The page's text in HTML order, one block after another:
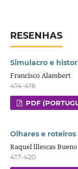
RESENHAS
Simulacro e
Francisco Alambert
414-416
PDF
Olhares e
Raquel lllescas Bueno
417-420